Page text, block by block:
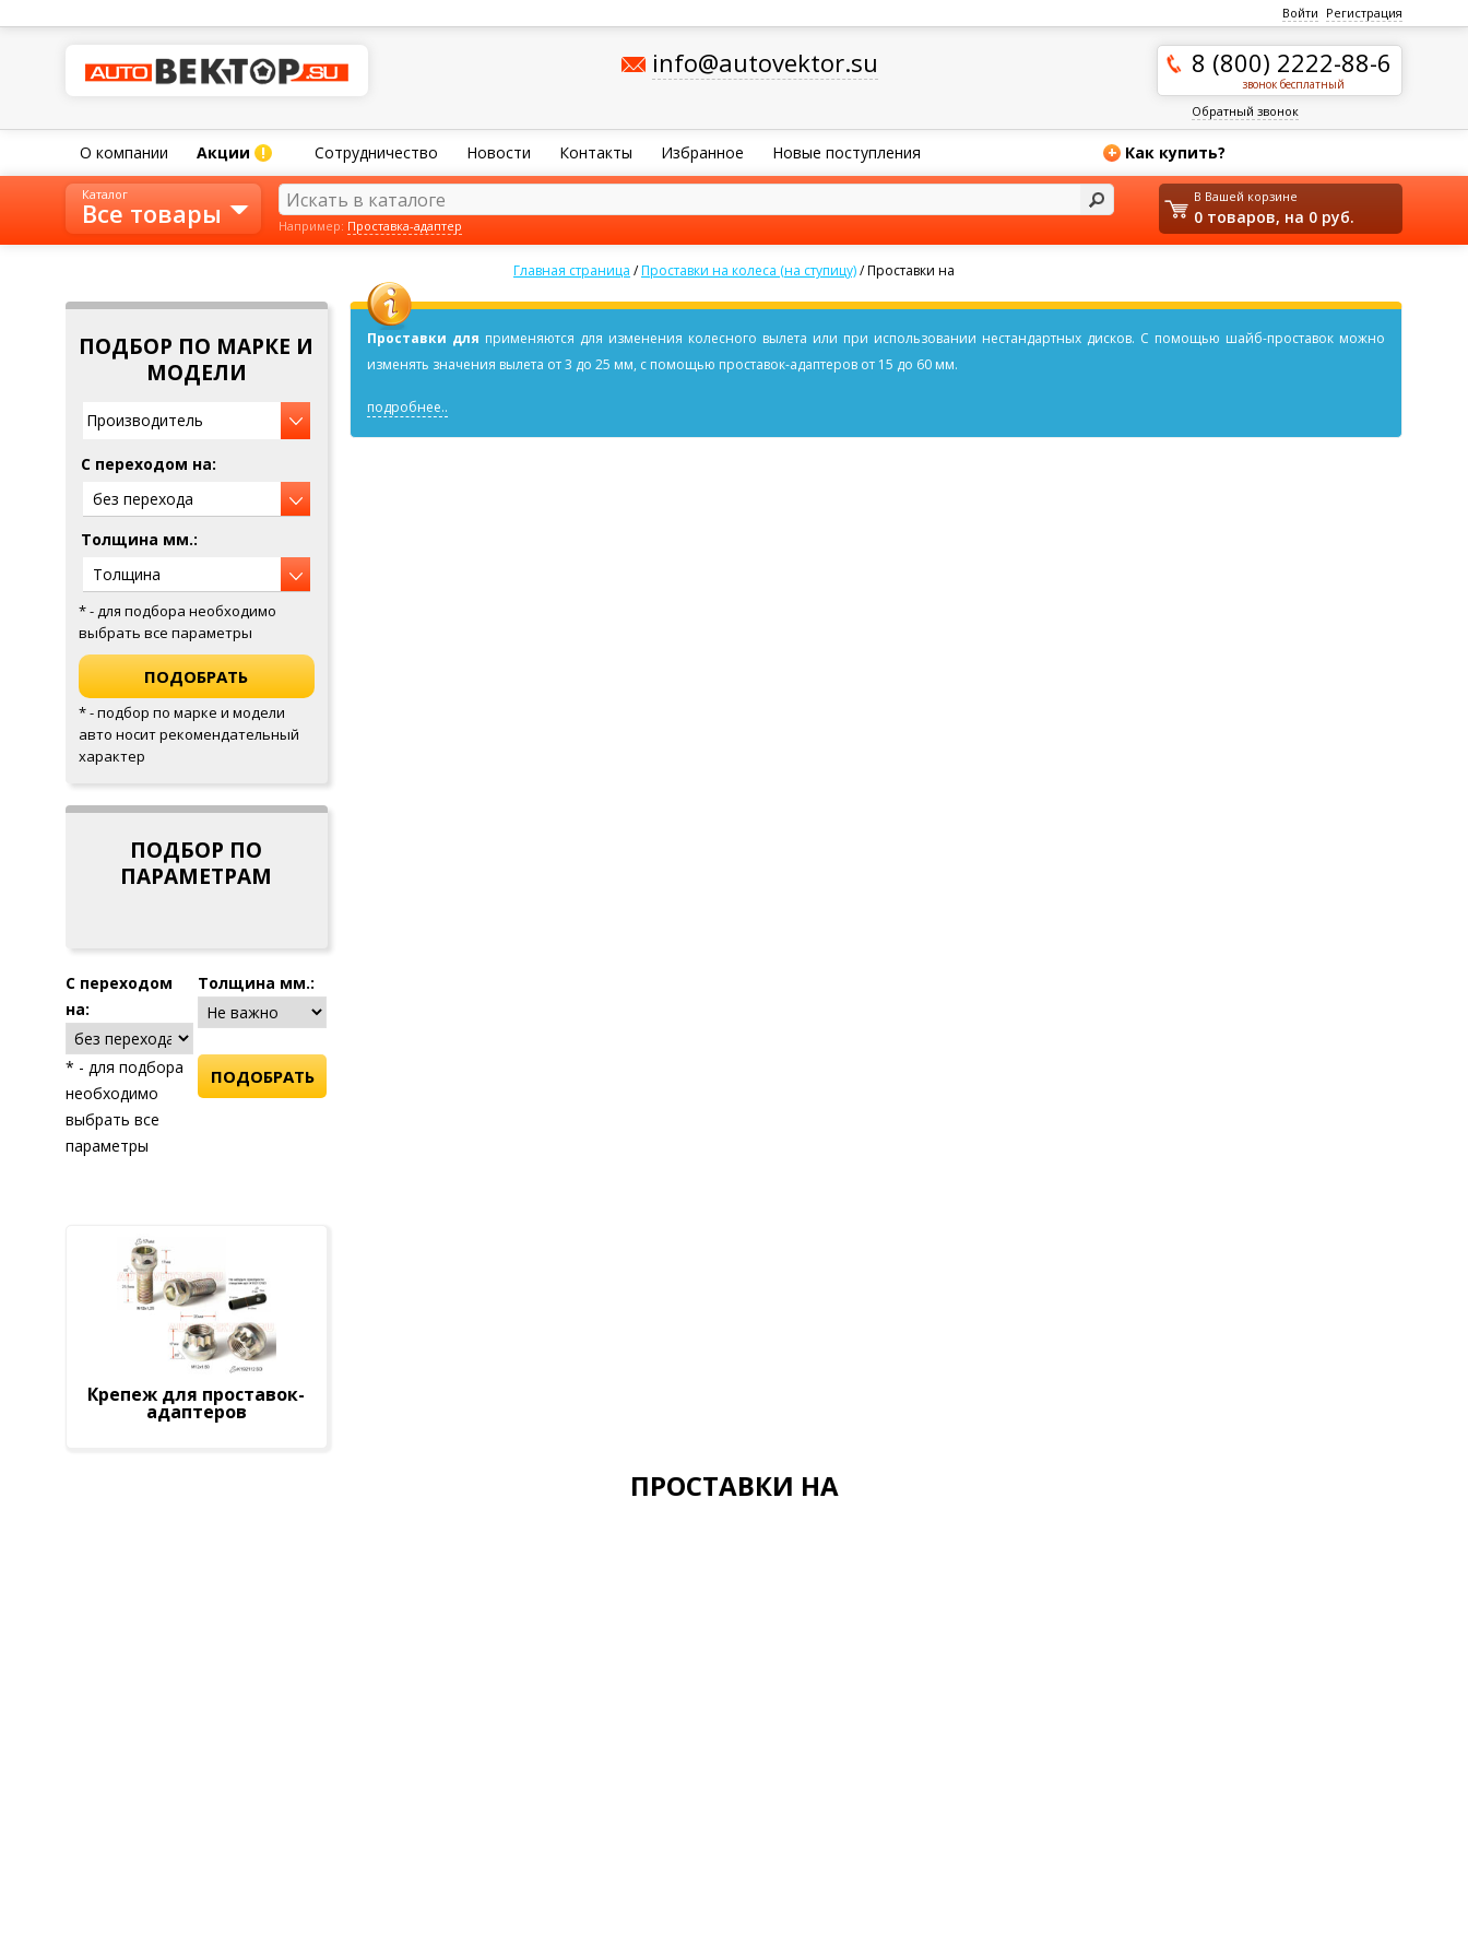
Войти Регистрация
info@autovektor.su 8 (800) 2222-88-6
звонок бесплатный
Обратный звонок
О компании Акции ! Сотрудничество Новости Контакты Избранное Новые поступления + Как купить?
Доставка и оплата
Главная страница /Проставки на колеса (на ступицу)/Проставки на
ПОДБОР ПО МАРКЕ И
МОДЕЛИ
Производитель
C переходом на:
Толщина мм.:
* - для подбора необходимо
выбрать все параметры
* - подбор по марке и модели
авто носит рекомендательный
характер
ПОДБОР ПО
ПАРАМЕТРАМ
C переходом
на:
Толщина мм.:
* - для подбора
необходимо
выбрать все
параметры
Крепеж для проставок-
адаптеров
Проставки для применяютcя для изменения колесного вылета или при использовании нестандартных дисков. С помощью шайб-проставок можно
изменять значения вылета от 3 до 25 мм, с помощью проставок-адаптеров от 15 до 60 мм.
подробнее..
ПРОСТАВКИ НА
Каталог
Все товары
В Вашей корзине
0 товаров, на 0 руб.
Например: Проставка-адаптер